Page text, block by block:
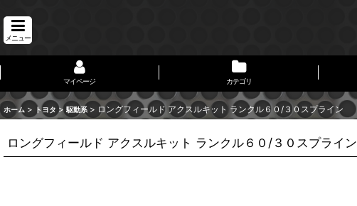
メニュー
マイページ カテゴリ
ホーム > トヨタ > 駆動系 > ロングフィールド アクスルキット ランクル６０/３０スプライン
ロングフィールド アクスルキット ランクル６０/３０スプライン